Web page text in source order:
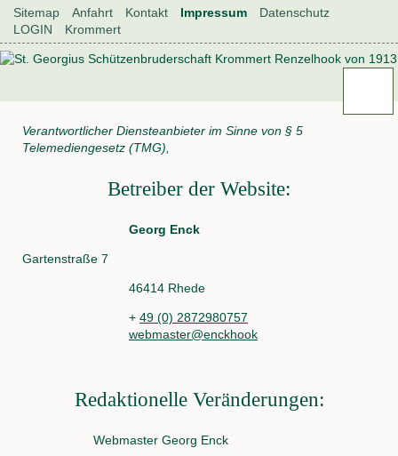
Navigation
überspringen
Sitemap Anfahrt Kontakt Impressum
Datenschutz
LOGIN
Krommert
Aktuelles
Historie
Könige
Königinnen
Renzelhook
Verein
Fahne
&
Generalversammlungen
Verantwortlicher Diensteanbieter im Sinne von § 5
Telemediengesetz (TMG),
Betreiber der Website:
Georg Enck
Gartenstraße 7
46414 Rhede
+ 49 (0) 2872980757
webmaster@enckhook
Redaktionelle Veränderungen:
Webmaster Georg Enck